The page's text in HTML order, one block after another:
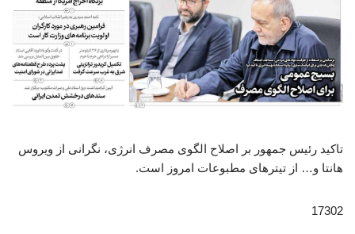
تاکید رئیس جمهور بر اصلاح الگوی مصرف انرژی، نگرانی از ویروس
هانتا و… از تیترهای مطبوعات امروز است.
17302